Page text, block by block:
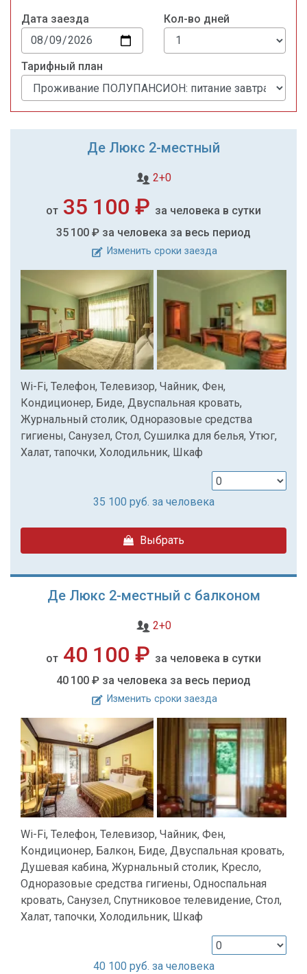
Дата заезда Кол-во дней
Тарифный план
Де Люкс 2-местный
2+0
от 35 100 ₽ за человека в сутки
35 100 ₽ за человека за весь период
Изменить сроки заезда
Wi-Fi, Телефон, Телевизор, Чайник, Фен,
Кондиционер, Биде, Двуспальная кровать,
Журнальный столик, Одноразовые средства
гигиены, Санузел, Стол, Сушилка для белья, Утюг,
Халат, тапочки, Холодильник, Шкаф
35 100 руб. за человека
Выбрать
Де Люкс 2-местный с балконом
2+0
от 40 100 ₽ за человека в сутки
40 100 ₽ за человека за весь период
Изменить сроки заезда
Wi-Fi, Телефон, Телевизор, Чайник, Фен,
Кондиционер, Балкон, Биде, Двуспальная кровать,
Душевая кабина, Журнальный столик, Кресло,
Одноразовые средства гигиены, Односпальная
кровать, Санузел, Спутниковое телевидение, Стол,
Халат, тапочки, Холодильник, Шкаф
40 100 руб. за человека